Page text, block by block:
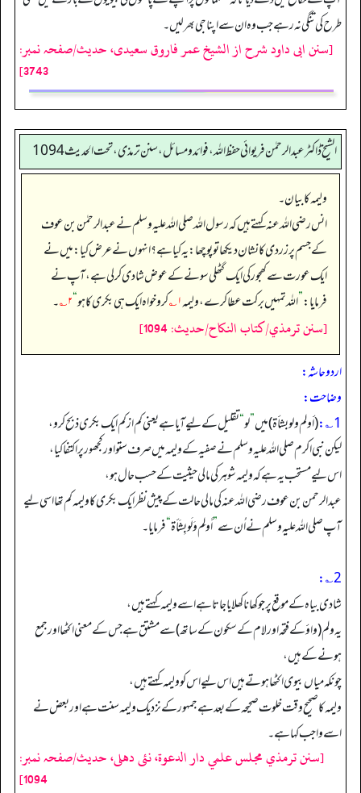
طرح کی تنگی نہ رہے جب وہ ان سے اپنا جی بھرلیں۔
[سنن ابی داود شرح از الشیخ عمر فاروق سعیدی، حدیث/صفحہ نمبر:
3743]
الشیخ ڈاکٹر عبد الرحمٰن فریوائی حفظ اللہ، فوائد و مسائل، سنن ترمذی، تحت الحديث 1094
ولیمہ کا بیان۔
انس رضی الله عنہ کہتے ہیں کہ رسول اللہ صلی اللہ علیہ وسلم نے عبدالرحمٰن بن عوف
کے جسم پر زردی کا نشان دیکھا تو پوچھا: یہ کیا ہے؟ انہوں نے عرض کیا: میں نے
ایک عورت سے کھجور کی ایک گٹھلی سونے کے عوض شادی کر لی ہے، آپ نے
فرمایا:”اللہ تمہیں برکت عطا کرے، ولیمہ۱؎ کرو خواہ ایک ہی بکری کا ہو“۲؎ ۔
[سنن ترمذي/كتاب النكاح/حدیث: 1094]
اردو حاشہ:
وضاحت:
1؎:
(أولم ولو بشأة) میں”لو“تقلیل کے لیے آیا ہے یعنی کم ازکم ایک بکری ذبح کرو،
لیکن نبی اکرم صلی اللہ علیہ وسلم نے صفیہ کے ولیمہ میں صرف ستواورکجھورپر اکتفاکیا،
اس لیے مستحب یہ ہے کہ ولیمہ شوہر کی مالی حیثیت کے حسب حال ہو،
عبدالرحمن بن عوف رضی اللہ عنہ کی مالی حالت کے پیش نظرایک بکری کا ولیمہ کم تھا اسی لیے
آپ صلی اللہ علیہ وسلم نے اُن سے”أَولِم وَلَو بِشَأة“فرمایا۔
2؎:
شادی بیاہ کے موقع پر جو کھانا کھلایا جاتا ہے اسے ولیمہ کہتے ہیں،
یہ ولم (واؤکے فتحہ اورلام کے سکون کے ساتھ) سے مشتق ہے جس کے معنی اکٹھا اور جمع
ہونے کے ہیں،
چونکہ میاں بیوی اکٹھا ہوتے ہیں اس لیے اس کو ولیمہ کہتے ہیں،
ولیمہ کا صحیح وقت خلوت صحیحہ کے بعد ہے جمہور کے نزدیک ولیمہ سنت ہے اوربعض نے
اسے واجب کہا ہے۔
[سنن ترمذي مجلس علمي دار الدعوة، نئى دهلى، حدیث/صفحہ نمبر:
1094]